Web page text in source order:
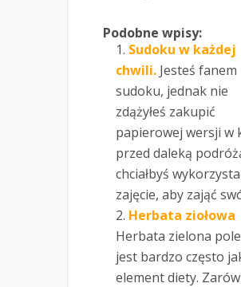
Podobne wpisy:
Sudoku w każdej
chwili. Jesteś fanem
sudoku, jednak nie
zdążyłeś zakupić
papierowej wersji w
przed daleką
chciałbyś
zajęcie, aby zająć
Herbata ziołowa
Herbata zielona
jest bardzo często
element diety.